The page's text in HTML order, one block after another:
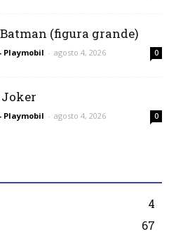
(figura grande)
Playmobil - agosto 4, 2026 0
Joker
Playmobil - agosto 4, 2026 0
4
67